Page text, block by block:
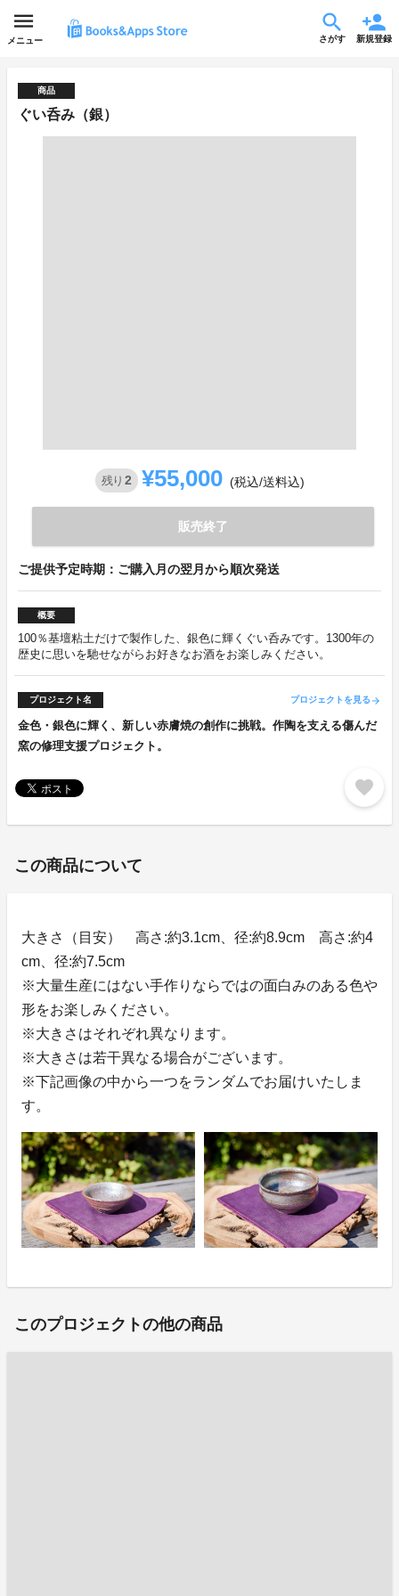
メニュー さがす 新規登録
商品
ぐい呑み（銀）
残り 2 ¥55,000 (税込/送料込)
販売終了
ご提供予定時期：ご購入月の翌月から順次発送
概要
100％基壇粘土だけで製作した、銀色に輝くぐい呑みです。1300年の
歴史に思いを馳せながらお好きなお酒をお楽しみください。
プロジェクト名 プロジェクトを見る arrow_forward
金色・銀色に輝く、新しい赤膚焼の創作に挑戦。作陶を支える傷んだ
窯の修理支援プロジェクト。
favorite
この商品について
大きさ（目安） 高さ:約3.1cm、径:約8.9cm 高さ:約4
cm、径:約7.5cm
※大量生産にはない手作りならではの面白みのある色や
形をお楽しみください。
※大きさはそれぞれ異なります。
※大きさは若干異なる場合がございます。
※下記画像の中から一つをランダムでお届けいたしま
す。
このプロジェクトの他の商品